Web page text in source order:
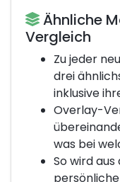
Ähnliche
Vergleich
Zu jeder
drei
inklusive
Overlay-
was bei
So wird